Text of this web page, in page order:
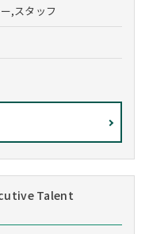
,スタッフ
Talent